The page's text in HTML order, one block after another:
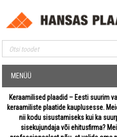
MENÜÜ
Keraamilised plaadid – Eesti suurim
keraamiliste plaatide kauplusesse.
nii kodu sisustamiseks kui ka
sisekujundaja või ehitusfirma?